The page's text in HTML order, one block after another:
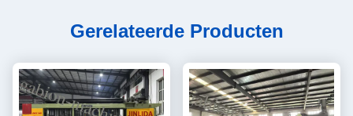
Gerelateerde Producten